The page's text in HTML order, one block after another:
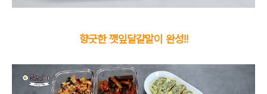
향긋한 깻잎달걀말이 완성!!